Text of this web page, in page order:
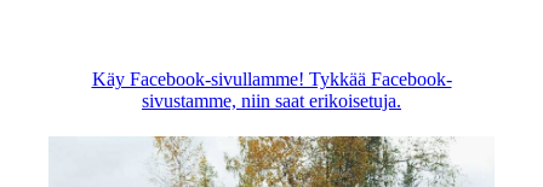
Käy Facebook-sivullamme! Tykkää Facebook-
sivustamme, niin saat erikoisetuja.